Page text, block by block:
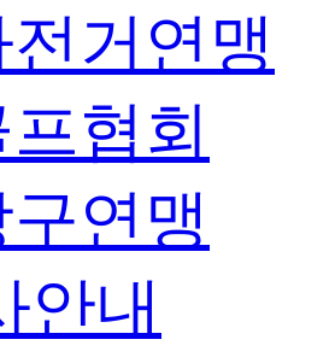
전거연맹
프협회
구연맹
안내